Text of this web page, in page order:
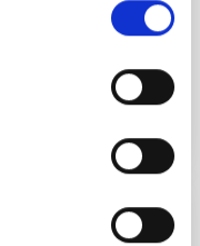
hoja)